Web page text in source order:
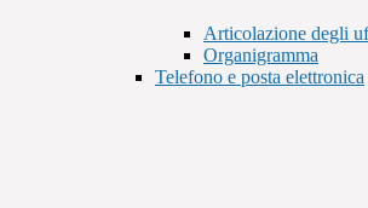
Articolazione degli
Organigramma
Telefono e posta elettronica